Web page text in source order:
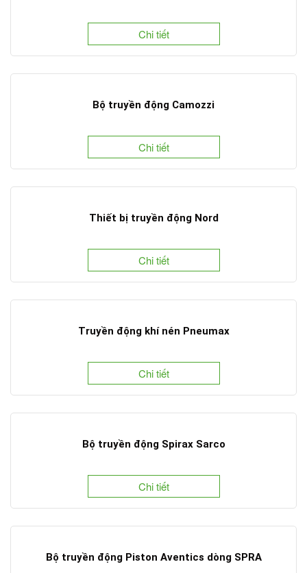
Chi tiết
Bộ truyền động Camozzi
Chi tiết
Thiết bị truyền động Nord
Chi tiết
Truyền động khí nén Pneumax
Chi tiết
Bộ truyền động Spirax Sarco
Chi tiết
Bộ truyền động Piston Aventics dòng SPRA